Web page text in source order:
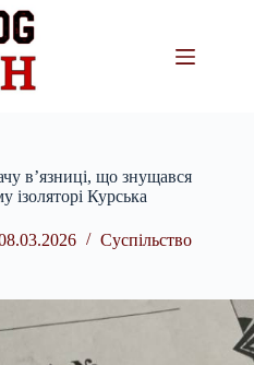
в’язниці, що знущався
ізоляторі Курська
Суспільство